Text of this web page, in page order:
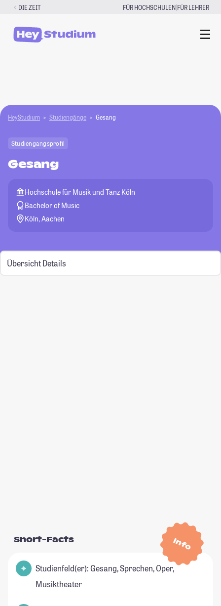
Zum
springen
DIE ZEIT FÜR HOCHSCHULEN|FÜR LEHRER
HeyStudium Studiengänge Gesang
Studiengangsprofil
Gesang
Hochschule für Musik und Tanz Köln
Bachelor of Music
Köln, Aachen
Übersicht Details
Info
Short-Facts
Studienfeld(er): Gesang, Sprechen, Oper,
Musiktheater